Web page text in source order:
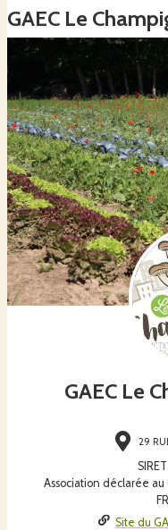
GAEC Le
GAEC Le
29
SIRET
Association déclarée
Site du